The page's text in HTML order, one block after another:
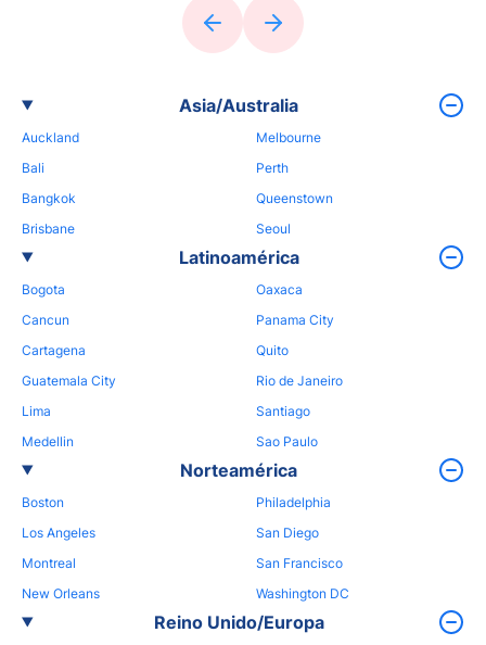
Asia/Australia
Auckland
Bali
Bangkok
Brisbane
Melbourne
Perth
Queenstown
Seoul
Latinoamérica
Bogota
Cancun
Cartagena
Guatemala City
Lima
Medellin
Oaxaca
Panama City
Quito
Rio de Janeiro
Santiago
Sao Paulo
Norteamérica
Boston
Los Angeles
Montreal
New Orleans
Philadelphia
San Diego
San Francisco
Washington DC
Reino Unido/Europa